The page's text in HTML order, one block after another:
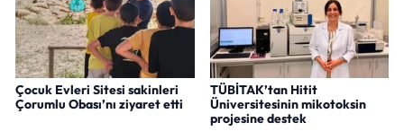
Çocuk Evleri Sitesi sakinleri
Çorumlu Obası’nı ziyaret etti
TÜBİTAK’tan Hitit
Üniversitesinin mikotoksin
projesine destek